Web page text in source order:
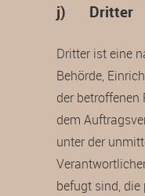
j) Dritter
Dritter ist eine
Behörde,
der betroffenen
dem
unter der
befugt sind, die